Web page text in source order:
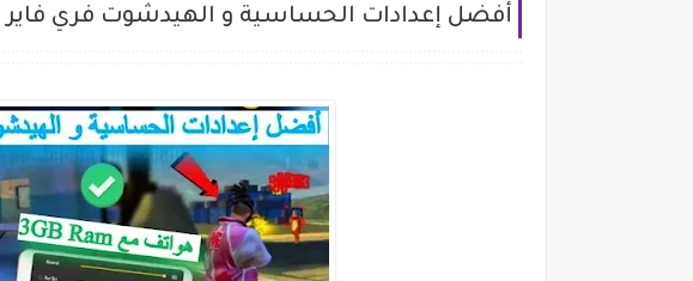
أفضل إعدادات الحساسية و الهيدشوت فري فاير free fire 3gb ram